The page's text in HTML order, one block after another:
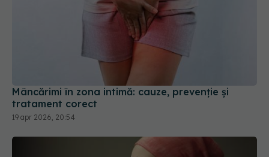
Mâncărimi în zona intimă: cauze, prevenție și